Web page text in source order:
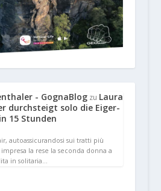
- GognaBlogzu Laura
durchsteigt solo die Eiger-
15 Stunden
autoassicurandosi sui tratti più
la rese la seconda donna a
in solitaria…